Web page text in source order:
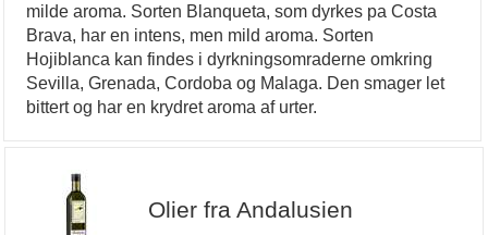
milde aroma. Sorten Blanqueta, som dyrkes pa Costa
Brava, har en intens, men mild aroma. Sorten
Hojiblanca kan findes i dyrkningsomraderne omkring
Sevilla, Grenada, Cordoba og Malaga. Den smager let
bittert og har en krydret aroma af urter.
Olier fra Andalusien